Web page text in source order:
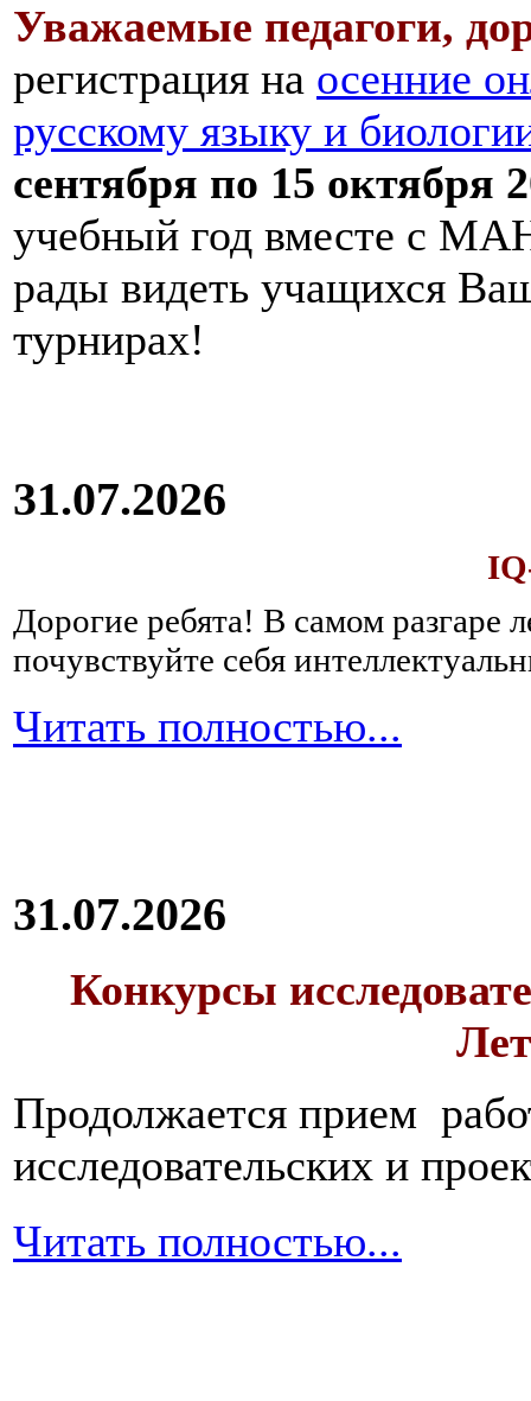
Уважаемые педагоги,
регистрация на осенние
русскому языку и
сентября по 15 октября
учебный год вместе с
рады видеть учащихся
турнирах!
31.07.2026
Дорогие ребята! В самом разгаре
почувствуйте себя
Читать полностью...
31.07.2026
Конкурсы
Продолжается прием
исследовательских и
Читать полностью...